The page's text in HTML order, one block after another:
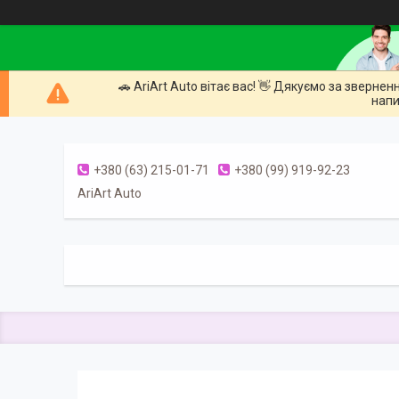
🚗 AriArt Auto вітає вас! 👋 Дякуємо за
+380 (63) 215-01-71
+380 (99) 919-92-23
AriArt Auto